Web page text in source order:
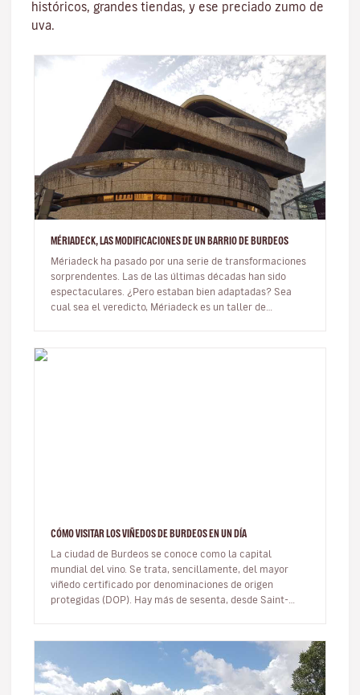
históricos, grandes tiendas, y ese preciado zumo de
uva.
MÉRIADECK, LAS MODIFICACIONES DE UN BARRIO DE BURDEOS
Mériadeck ha pasado por una serie de transformaciones
sorprendentes. Las de las últimas décadas han sido
espectaculares. ¿Pero estaban bien adaptadas? Sea
cual sea el veredicto, Mériadeck es un taller de
CÓMO VISITAR LOS VIÑEDOS DE BURDEOS EN UN DÍA
La ciudad de Burdeos se conoce como la capital
mundial del vino. Se trata, sencillamente, del mayor
viñedo certificado por denominaciones de origen
protegidas (DOP). Hay más de sesenta, desde Saint-